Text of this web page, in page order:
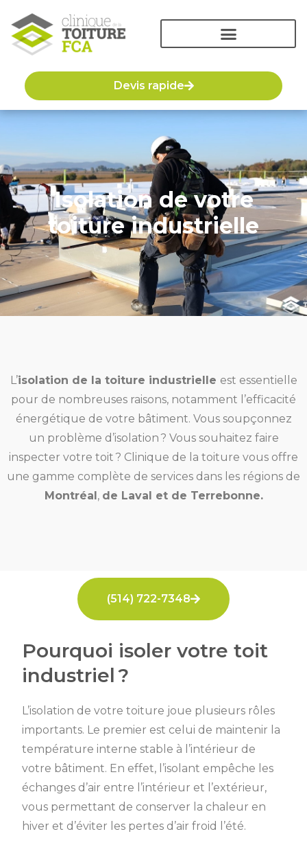
Devis rapide
Isolation de votre
toiture industrielle
L’isolation de la toiture industrielle est essentielle
pour de nombreuses raisons, notamment l’efficacité
énergétique de votre bâtiment. Vous soupçonnez
un problème d’isolation ? Vous souhaitez faire
inspecter votre toit ? Clinique de la toiture vous offre
une gamme complète de services dans les régions de
Montréal, de Laval et de Terrebonne.
(514) 722-7348
Pourquoi isoler votre toit
industriel ?
L’isolation de votre toiture joue plusieurs rôles
importants. Le premier est celui de maintenir la
température interne stable à l’intérieur de
votre bâtiment. En effet, l’isolant empêche les
échanges d’air entre l’intérieur et l’extérieur,
vous permettant de conserver la chaleur en
hiver et d’éviter les pertes d’air froid l’été.